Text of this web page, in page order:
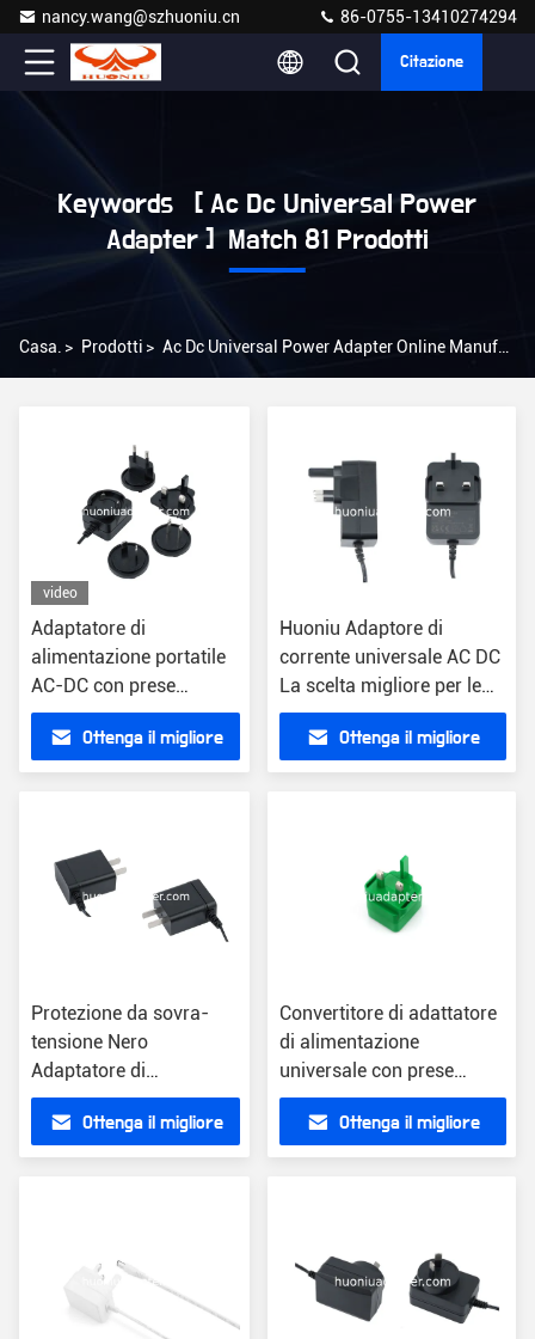
nancy.wang@szhuoniu.cn 86-0755-13410274294
Citazione
Keywords [ Ac Dc Universal Power
Adapter ] Match 81 Prodotti
Casa. > Prodotti > Ac Dc Universal Power Adapter Online Manufacturer
video
Adaptatore di
alimentazione portatile
AC-DC con prese
intercambiabili e
connettore ottico
universale
Ottenga il migliore
Huoniu Adaptore di
corrente universale AC DC
La scelta migliore per le
vostre applicazioni
elettronicheOttenga il migliore
Protezione da sovra-
tensione Nero
Adaptatore di
alimentazione compatto
AC/DC 1A cavo di
alimentazione di uscita
Ottenga il migliore
Convertitore di adattatore
di alimentazione
universale con prese
intercambiabili per Iphone
Ottenga il migliore